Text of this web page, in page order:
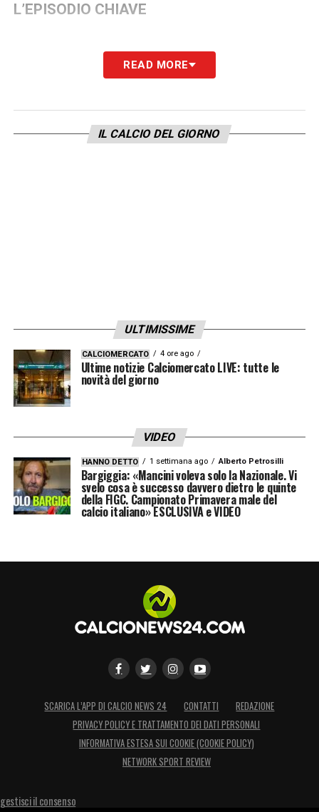
L’EPISODIO CHIAVE
LA PLAYLIST DELLE NOSTRE TOP NEWS
READ MORE
IL CALCIO DEL GIORNO
ULTIMISSIME
CALCIOMERCATO 4 ore ago
Ultime notizie Calciomercato LIVE: tutte le
novità del giorno
VIDEO
HANNO DETTO 1 settimana ago Alberto Petrosilli
Bargiggia: «Mancini voleva solo la Nazionale. Vi
svelo cosa è successo davvero dietro le quinte
della FIGC. Campionato Primavera male del
calcio italiano» ESCLUSIVA e VIDEO
SCARICA L’APP DI CALCIO NEWS 24 CONTATTI
REDAZIONE
PRIVACY POLICY E TRATTAMENTO DEI DATI PERSONALI
INFORMATIVA ESTESA SUI COOKIE (COOKIE POLICY)
NETWORK SPORT REVIEW
gestisci il consenso